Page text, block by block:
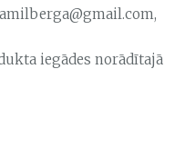
amilberga@gmail.com,
iegādes norādītajā